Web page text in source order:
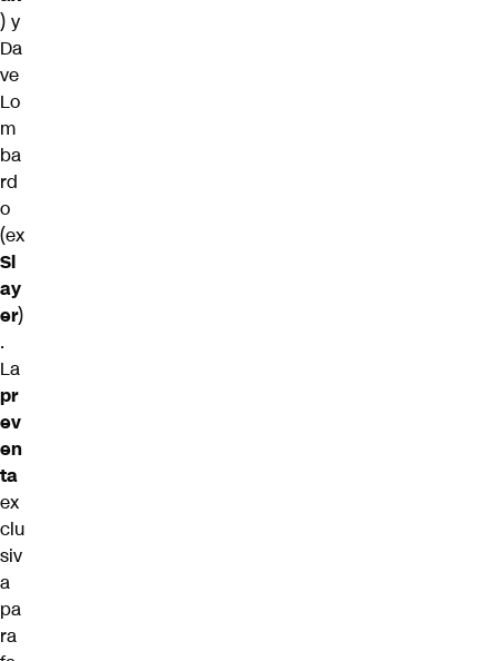
) y
Da
ve
Lo
m
ba
rd
o
(ex
Sl
ay
er)
.
La
pr
ev
en
ta
ex
clu
siv
a
pa
ra